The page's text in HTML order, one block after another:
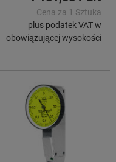
Cena za 1 Sztuka
plus podatek VAT w
obowiązującej wysokości